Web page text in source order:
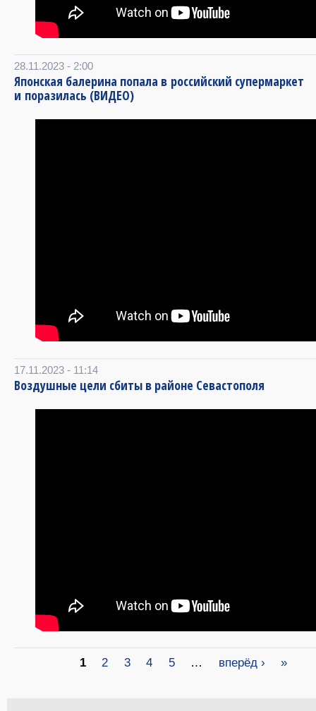
28.11.2023 - 2:00
Японская балерина попала в российский супермаркет
и поразилась (ВИДЕО)
17.11.2023 - 11:14
Воздушные цели сбиты в районе Севастополя
1 2 3 4 5 … вперёд › »